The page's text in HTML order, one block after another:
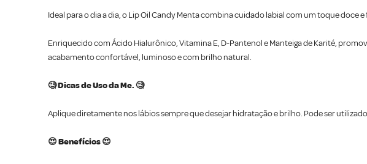
Ideal para o dia a dia, o Lip Oil Candy Menta combina cuidado labial com um toque
Enriquecido com Ácido Hialurônico, Vitamina E, D-Pantenol e Manteiga de Karité,
acabamento confortável, luminoso e com brilho natural.
🧐 Dicas de Uso da Me. 🧐
Aplique diretamente nos lábios sempre que desejar hidratação e brilho. Pode ser
😍 Benefícios 😍